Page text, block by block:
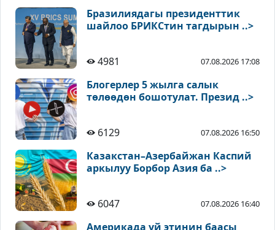
Бразилиядагы президенттик
шайлоо БРИКСтин тагдырын ..>
4981 07.08.2026 17:08
Блогерлер 5 жылга салык
төлөөдөн бошотулат. Презид ..>
6129 07.08.2026 16:50
Казакстан–Азербайжан Каспий
аркылуу Борбор Азия ба ..>
6047 07.08.2026 16:40
Америкада уй этинин баасы